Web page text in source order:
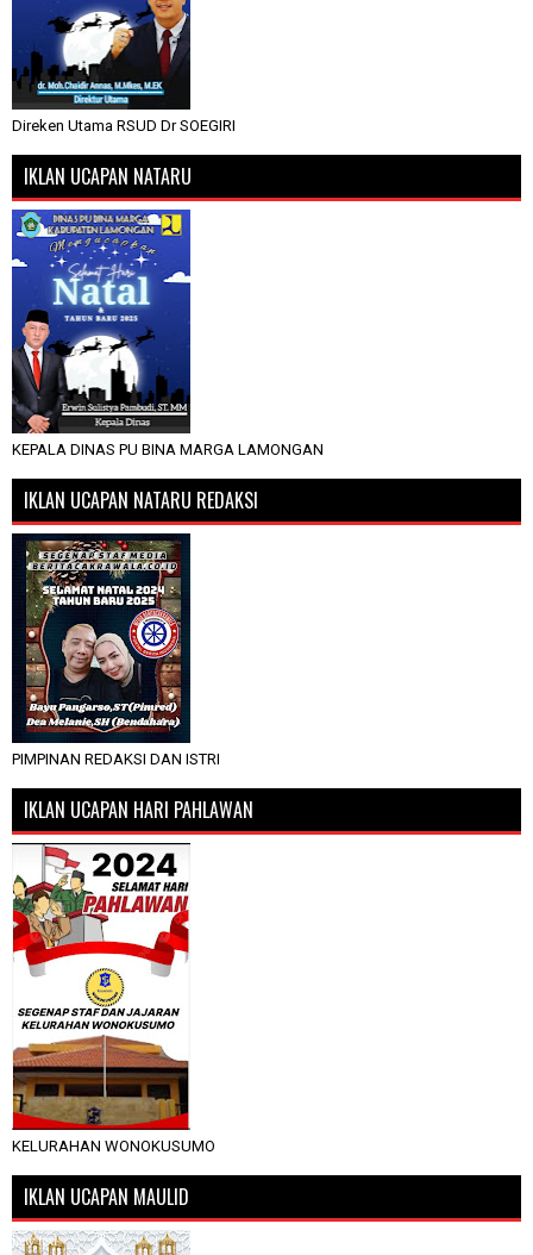
Direken Utama RSUD Dr SOEGIRI
IKLAN UCAPAN NATARU
KEPALA DINAS PU BINA MARGA LAMONGAN
IKLAN UCAPAN NATARU REDAKSI
PIMPINAN REDAKSI DAN ISTRI
IKLAN UCAPAN HARI PAHLAWAN
KELURAHAN WONOKUSUMO
IKLAN UCAPAN MAULID